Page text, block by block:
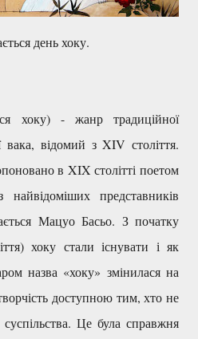
день хоку.
хоку) - жанр традиційної
вака, відомий з XIV століття.
в XIX столітті поетом
представників
Мацуо Басьо. З початку
хоку стали існувати і як
назва «хоку» змінилася на
доступною тим, хто не
Це була справжня